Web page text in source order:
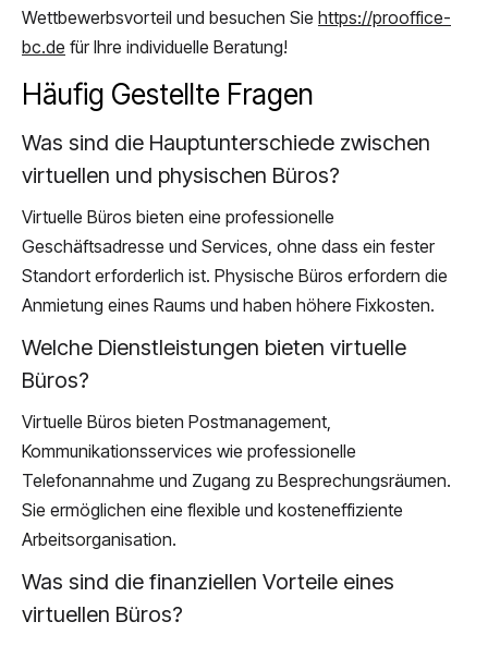
Wettbewerbsvorteil und besuchen Sie https://prooffice-
bc.de für Ihre individuelle Beratung!
Häufig Gestellte Fragen
Was sind die Hauptunterschiede zwischen
virtuellen und physischen Büros?
Virtuelle Büros bieten eine professionelle
Geschäftsadresse und Services, ohne dass ein fester
Standort erforderlich ist. Physische Büros erfordern die
Anmietung eines Raums und haben höhere Fixkosten.
Welche Dienstleistungen bieten virtuelle
Büros?
Virtuelle Büros bieten Postmanagement,
Kommunikationsservices wie professionelle
Telefonannahme und Zugang zu Besprechungsräumen.
Sie ermöglichen eine flexible und kosteneffiziente
Arbeitsorganisation.
Was sind die finanziellen Vorteile eines
virtuellen Büros?